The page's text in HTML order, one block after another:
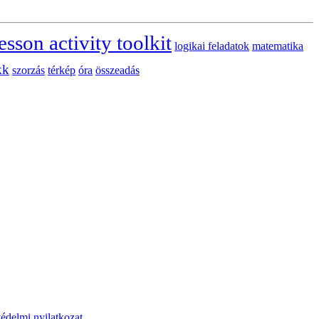
activity toolkit logikai feladatok matematika
szorzás térkép óra összeadás